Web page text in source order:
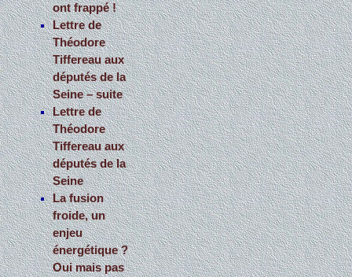
ont frappé !
Lettre de
Théodore
Tiffereau aux
députés de la
Seine – suite
Lettre de
Théodore
Tiffereau aux
députés de la
Seine
La fusion
froide, un
enjeu
énergétique ?
Oui mais pas